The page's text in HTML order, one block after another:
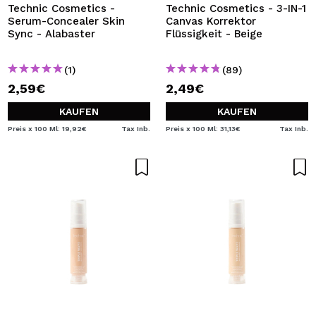
Technic Cosmetics -
Serum-Concealer Skin
Sync - Alabaster
(1)
2,59€
KAUFEN
Preis x 100 Ml: 19,92€ Tax Inb.
Technic Cosmetics - 3-IN-1
Canvas Korrektor
Flüssigkeit - Beige
(89)
2,49€
KAUFEN
Preis x 100 Ml: 31,13€ Tax Inb.